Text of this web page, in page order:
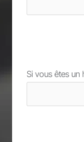
Si vous êtes